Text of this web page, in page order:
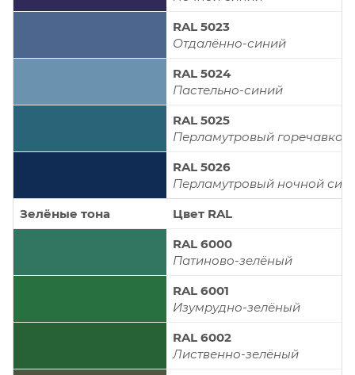
RAL 5023
Отдалённо-синий
RAL 5024
Пастельно-синий
RAL 5025
Перламутровый
RAL 5026
Перламутровый ночной
Зелёные тона
Цвет RAL
RAL 6000
Патиново-зелёный
RAL 6001
Изумрудно-зелёный
RAL 6002
Лиственно-зелёный